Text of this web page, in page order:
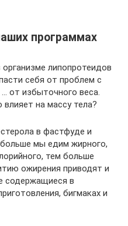
программах
липопротеидов
себя от проблем с
от избыточного веса.
на массу тела?
в фастфуде и
мы едим жирного,
тем больше
ожирения приводят и
содержащиеся в
бигмаках и